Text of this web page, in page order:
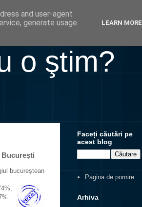
o ştim?
Bucureşti
bucureştean
Faceți căutări pe
acest blog
Pagina de pornire
Arhiva
and user-agent
generate usage
LEARN MORE